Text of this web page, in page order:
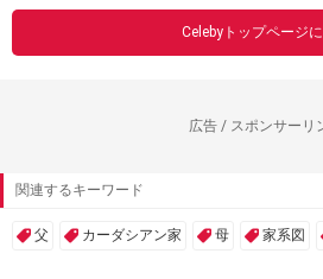
Celebyトップページ
広告 / スポンサーリ
関連するキーワード
父 カーダシアン家 母 家系図